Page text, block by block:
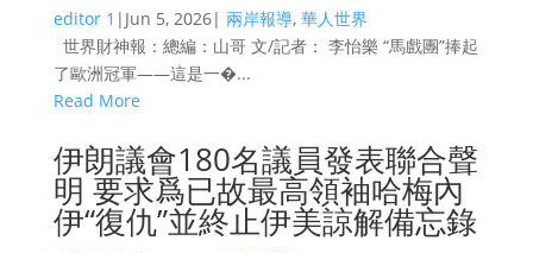
editor 1 | Jun 5, 2026| 兩岸報導, 華人世界
世界財神報：總編：山哥 文/記者： 李怡樂 “馬戲團”捧起
了歐洲冠軍——這是一�...
Read More
伊朗議會180名議員發表聯合聲
明 要求爲已故最高領袖哈梅內
伊“復仇”並終止伊美諒解備忘錄